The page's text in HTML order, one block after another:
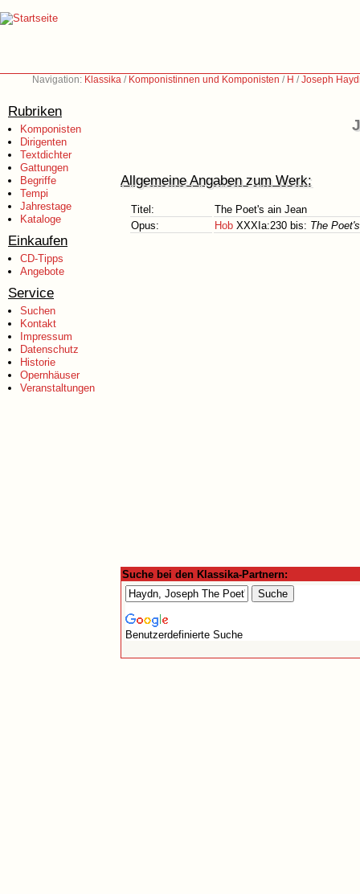
Navigation: Klassika / Komponistinnen und Komponisten / H /Joseph
Rubriken
Komponisten
Dirigenten
Textdichter
Gattungen
Begriffe
Tempi
Jahrestage
Kataloge
Einkaufen
CD-Tipps
Angebote
Service
Suchen
Kontakt
Impressum
Datenschutz
Historie
Opernhäuser
Veranstaltungen
Allgemeine Angaben zum Werk:
Titel:
The Poet's ain Jean
Opus:
Hob XXXIa:230 bis: The
Suche bei den Klassika-Partnern:
Benutzerdefinierte Suche